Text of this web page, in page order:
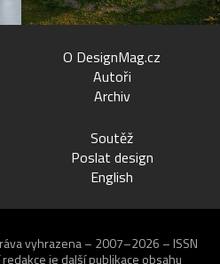
O DesignMag.cz
Autoři
Archiv
Soutěž
Poslat design
English
vyhrazena – 2007–2026 – ISSN
je další publikace obsahu